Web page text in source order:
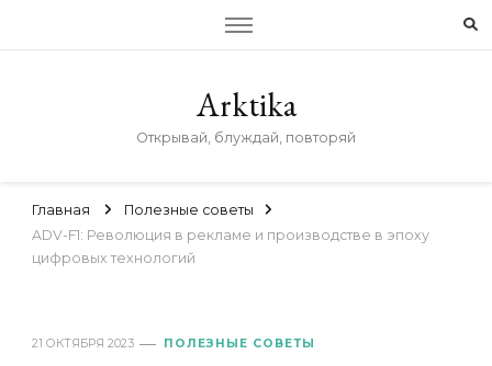
Arktika
Открывай, блуждай, повторяй
Главная
Полезные советы
ADV-F1: Революция в рекламе и производстве в эпоху
цифровых технологий
21 ОКТЯБРЯ 2023 ПОЛЕЗНЫЕ СОВЕТЫ